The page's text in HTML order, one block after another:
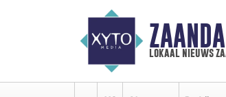
lokaal nieuws